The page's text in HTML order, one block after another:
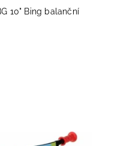
10" Bing balanční